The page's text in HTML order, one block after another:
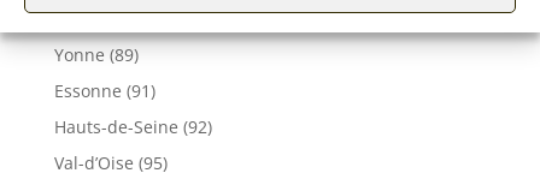
Vosges (88)
Yonne (89)
Essonne (91)
Hauts-de-Seine (92)
Val-d’Oise (95)